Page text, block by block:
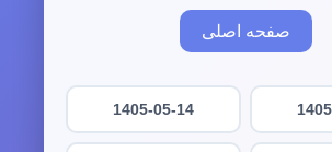
صفحه اصلی
1405-05-14